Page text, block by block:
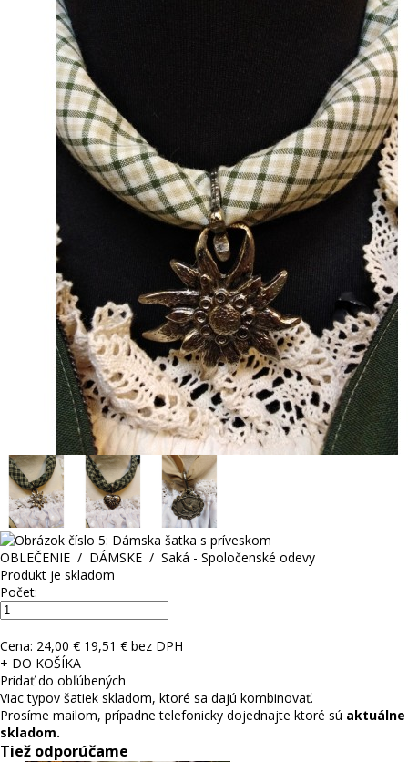
OBLEČENIE / DÁMSKE / Saká - Spoločenské odevy
Produkt je skladom
Počet:
Cena: 24,00 € 19,51 € bez DPH
+ DO KOŠÍKA
Pridať do obľúbených
Viac typov šatiek skladom, ktoré sa dajú kombinovať.
Prosíme mailom, prípadne telefonicky dojednajte ktoré sú aktuálne
skladom.
Tiež odporúčame